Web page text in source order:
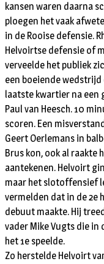
kansen waren daarna
ploegen het vaak
in de Rooise defensie.
Helvoirtse defensie of
verveelde het publiek
een boeiende
laatste kwartier na een
Paul van Heesch. 10
scoren. Een
Geert Oerlemans in
Brus kon, ook al raakte
aantekenen. Helvoirt
maar het slotoffensief
vermelden dat in de 2e
debuut maakte. Hij
vader Mike Vugts die in
het 1e speelde.
Zo herstelde Helvoirt